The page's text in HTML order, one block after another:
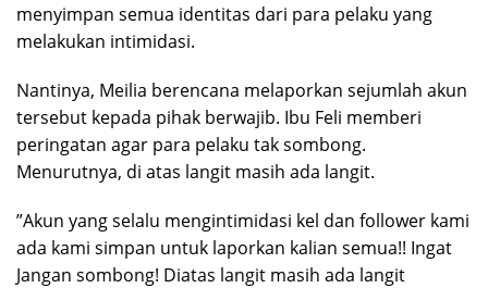
menyimpan semua identitas dari para pelaku yang
melakukan intimidasi.
Nantinya, Meilia berencana melaporkan sejumlah akun
tersebut kepada pihak berwajib. Ibu Feli memberi
peringatan agar para pelaku tak sombong.
Menurutnya, di atas langit masih ada langit.
”Akun yang selalu mengintimidasi kel dan follower kami
ada kami simpan untuk laporkan kalian semua!! Ingat
Jangan sombong! Diatas langit masih ada langit